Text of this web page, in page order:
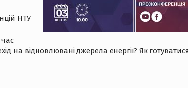
НТУ
на відновлювані джерела енергії? Як